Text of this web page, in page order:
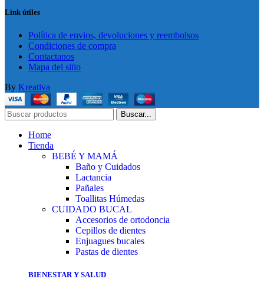
Link útiles
Política de envios, devoluciones y reembolsos
Condiciones de compra
Contactanos
Mapa del sitio
By Kreativa
Buscar...
Home
Tienda
BEBÉ Y MAMÁ
Baño y Cuidados
Lactancia
Pañales
Toallitas Húmedas
CUIDADO BUCAL
Accesorios de ortodoncia
Cepillos de dientes
Enjuagues bucales
Pastas de dientes
BIENESTAR Y SALUD